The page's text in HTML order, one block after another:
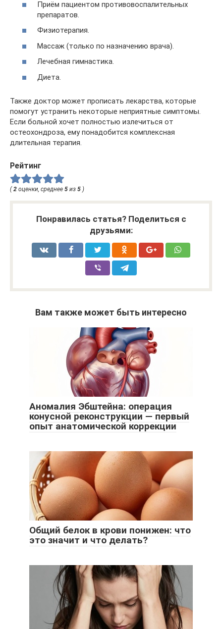
Приём пациентом противовоспалительных
препаратов.
Физиотерапия.
Массаж (только по назначению врача).
Лечебная гимнастика.
Диета.
Также доктор может прописать лекарства, которые
помогут устранить некоторые неприятные симптомы.
Если больной хочет полностью излечиться от
остеохондроза, ему понадобится комплексная
длительная терапия.
Рейтинг
(2 оценки, среднее 5 из 5 )
Понравилась статья? Поделиться с
друзьями:
Вам также может быть интересно
Аномалия Эбштейна: операция
конусной реконструкции — первый
опыт анатомической коррекции
Общий белок в крови понижен: что
это значит и что делать?